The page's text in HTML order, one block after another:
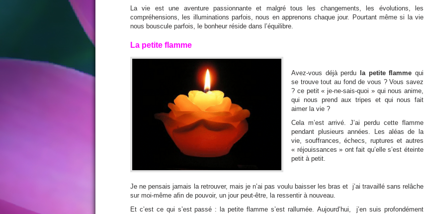
La vie est une aventure passionnante et malgré tous les changements, les évolutions, les
compréhensions, les illuminations parfois, nous en apprenons chaque jour. Pourtant même si la vie
nous bouscule parfois, le bonheur réside dans l’équilibre.
La petite flamme
Avez-vous déjà perdu la petite flamme qui
se trouve tout au fond de vous ? Vous savez
? ce petit « je-ne-sais-quoi » qui nous anime,
qui nous prend aux tripes et qui nous fait
aimer la vie ?
Cela m’est arrivé. J’ai perdu cette flamme
pendant plusieurs années. Les aléas de la
vie, souffrances, échecs, ruptures et autres
« réjouissances » ont fait qu’elle s’est éteinte
petit à petit.
Je ne pensais jamais la retrouver, mais je n’ai pas voulu baisser les bras et j’ai travaillé sans relâche
sur moi-même afin de pouvoir, un jour peut-être, la ressentir à nouveau.
Et c’est ce qui s’est passé : la petite flamme s’est rallumée. Aujourd’hui, j’en suis profondément